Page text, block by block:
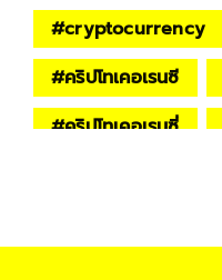
#cryptocurrency
#คริปโทเคอเรนซี
#คริปโทเคอเรนซี่